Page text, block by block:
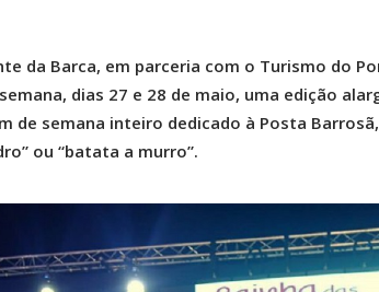
da Barca, em parceria com o Turismo do
dias 27 e 28 de maio, uma edição
de semana inteiro dedicado à Posta
ou “batata a murro”.